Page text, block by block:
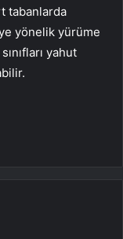
tabanlarda
yönelik yürüme
yahut